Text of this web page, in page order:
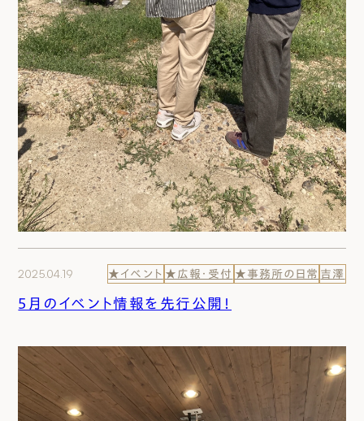
2025.04.19 ★イベント ★広報・受付 ★事務所の日常 吉澤
５月のイベント情報を先行公開！